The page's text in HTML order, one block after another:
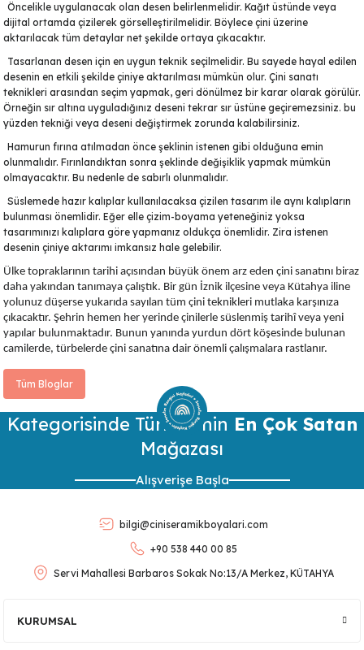
Öncelikle uygulanacak olan desen belirlenmelidir. Kağıt üstünde veya
dijital ortamda çizilerek görselleştirilmelidir. Böylece çini üzerine
aktarılacak tüm detaylar net şekilde ortaya çıkacaktır.
Tasarlanan desen için en uygun teknik seçilmelidir. Bu sayede hayal edilen
desenin en etkili şekilde çiniye aktarılması mümkün olur. Çini sanatı
teknikleri arasından seçim yapmak, geri dönülmez bir karar olarak görülür.
Örneğin sır altına uyguladığınız deseni tekrar sır üstüne geçiremezsiniz. bu
yüzden tekniği veya deseni değiştirmek zorunda kalabilirsiniz.
Hamurun fırına atılmadan önce şeklinin istenen gibi olduğuna emin
olunmalıdır. Fırınlandıktan sonra şeklinde değişiklik yapmak mümkün
olmayacaktır. Bu nedenle de sabırlı olunmalıdır.
Süslemede hazır kalıplar kullanılacaksa çizilen tasarım ile aynı kalıpların
bulunması önemlidir. Eğer elle çizim-boyama yeteneğiniz yoksa
tasarımınızı kalıplara göre yapmanız oldukça önemlidir. Zira istenen
desenin çiniye aktarımı imkansız hale gelebilir.
Ülke topraklarının tarihi açısından büyük önem arz eden çini sanatını biraz
daha yakından tanımaya çalıştık. Bir gün İznik ilçesine veya Kütahya iline
yolunuz düşerse yukarıda sayılan tüm çini teknikleri mutlaka karşınıza
çıkacaktır. Şehrin hemen her yerinde çinilerle süslenmiş tarihî veya yeni
yapılar bulunmaktadır. Bunun yanında yurdun dört köşesinde bulunan
camilerde, türbelerde çini sanatına dair önemli çalışmalara rastlanır.
Tüm Bloglar
Kategorisinde Türkiye’nin En Çok Satan
Mağazası
Alışverişe Başla
bilgi@ciniseramikboyalari.com
+90 538 440 00 85
Servi Mahallesi Barbaros Sokak No:13/A Merkez, KÜTAHYA
KURUMSAL